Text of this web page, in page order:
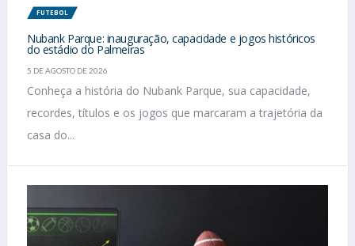
FUTEBOL
Nubank Parque: inauguração, capacidade e jogos históricos
do estádio do Palmeiras
5 DE AGOSTO DE 2026
Conheça a história do Nubank Parque, sua capacidade,
recordes, títulos e os jogos que marcaram a trajetória da
casa do...